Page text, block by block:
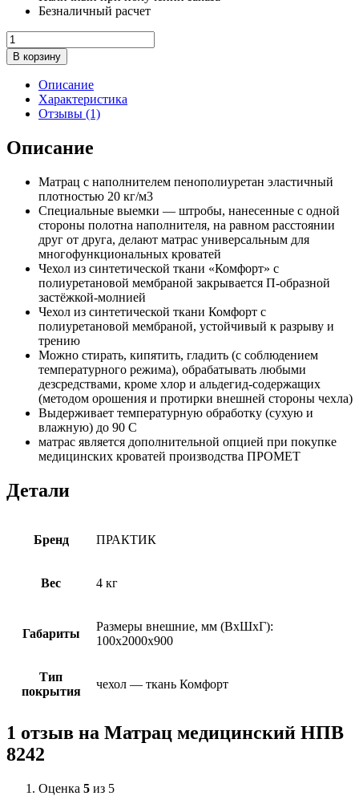
Безналичный расчет
Количество
товара
Матрац
медицинский
НПВ
8242
В корзину
Описание
Характеристика
Отзывы (1)
Описание
Матрац с наполнителем пенополиуретан эластичный
плотностью 20 кг/м3
Специальные выемки — штробы, нанесенные с одной
стороны полотна наполнителя, на равном расстоянии
друг от друга, делают матрас универсальным для
многофункциональных кроватей
Чехол из синтетической ткани «Комфорт» с
полиуретановой мембраной закрывается П-образной
застёжкой-молнией
Чехол из синтетической ткани Комфорт с
полиуретановой мембраной, устойчивый к разрыву и
трению
Можно стирать, кипятить, гладить (с соблюдением
температурного режима), обрабатывать любыми
дезсредствами, кроме хлор и альдегид-содержащих
(методом орошения и протирки внешней стороны чехла)
Выдерживает температурную обработку (сухую и
влажную) до 90 С
матрас является дополнительной опцией при покупке
медицинских кроватей производства ПРОМЕТ
Детали
Бренд ПРАКТИК
Вес 4 кг
Габариты
Размеры внешние, мм (ВхШхГ):
100x2000x900
Тип
покрытия
чехол — ткань Комфорт
1 отзыв на Матрац медицинский НПВ
8242
Оценка 5 из 5